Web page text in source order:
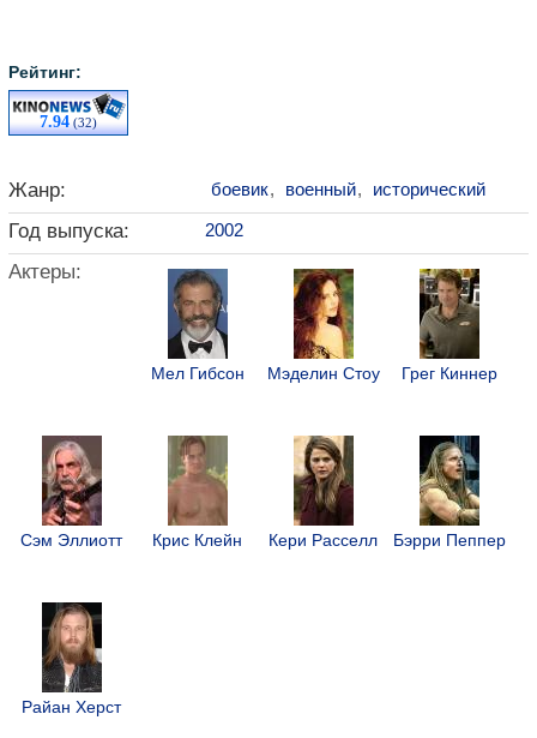
Рейтинг:
7.94 (32)
Жанр: боевик, военный, исторический
Год выпуска: 2002
Актеры:
Мел Гибсон Мэделин Стоу Грег Киннер
Сэм Эллиотт Крис Клейн Кери Расселл Бэрри Пеппер
Райан Херст